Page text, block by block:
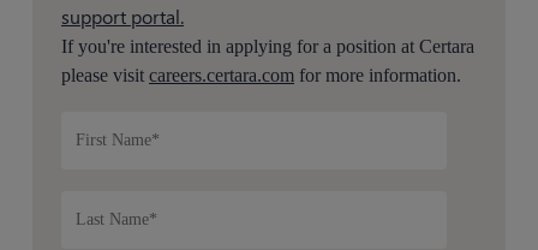
support portal.
If you're interested in applying for a position at Certara
please visitcareers.certara.com for more information.